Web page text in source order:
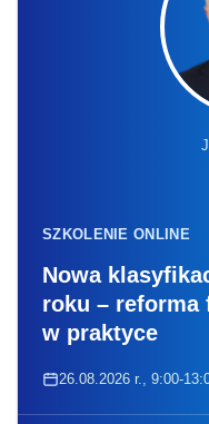
SZKOLENIE ONLINE
Nowa
roku – reforma
w praktyce
26.08.2026 r., 9:00-